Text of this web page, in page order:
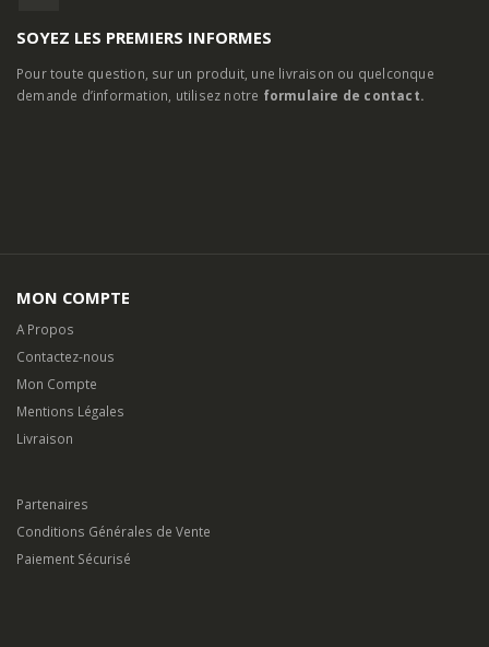
SOYEZ LES PREMIERS INFORMES
Pour toute question, sur un produit, une livraison ou quelconque
demande d’information, utilisez notre formulaire de contact.
MON COMPTE
A Propos
Contactez-nous
Mon Compte
Mentions Légales
Livraison
Partenaires
Conditions Générales de Vente
Paiement Sécurisé